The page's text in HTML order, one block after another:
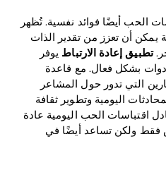
الحب أيضًا فوائد نفسية. تُظهر
يمكن أن تعزز من تقدير الذات
تطبيق إعادة الارتباط يوفر
بشكل فعال. مع قاعدة
التي تدور حول المشاعر
اليومية وتطوير ثقافة
اقتباسات الحب اليومية عادة
فقط ولكن تساعد أيضًا في